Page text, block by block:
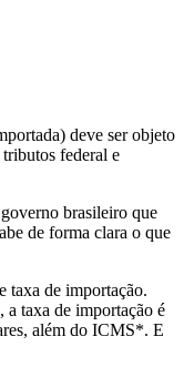
deve ser objeto
tributos federal e
brasileiro que
de forma clara o que
taxa de importação.
, a taxa de importação é
além do ICMS*. E